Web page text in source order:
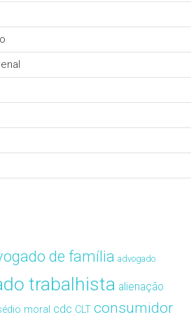
de família advogado
trabalhista alienação
moral cdc CLT consumidor